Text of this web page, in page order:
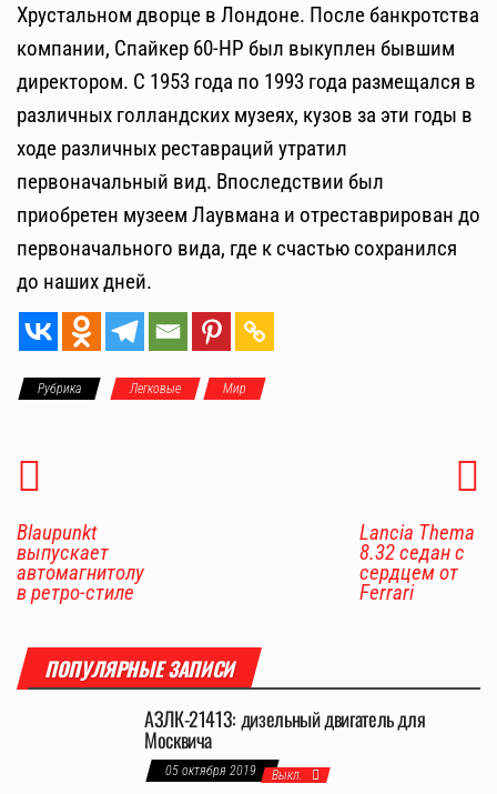
Хрустальном дворце в Лондоне. После банкротства
компании, Спайкер 60-HP был выкуплен бывшим
директором. С 1953 года по 1993 года размещался в
различных голландских музеях, кузов за эти годы в
ходе различных реставраций утратил
первоначальный вид. Впоследствии был
приобретен музеем Лаувмана и отреставрирован до
первоначального вида, где к счастью сохранился
до наших дней.
Рубрика Легковые Мир
Blaupunkt
выпускает
автомагнитолу
в ретро-стиле
Lancia Thema
8.32 седан с
сердцем от
Ferrari
ПОПУЛЯРНЫЕ ЗАПИСИ
АЗЛК-21413: дизельный двигатель для
Москвича
05 октября 2019 Выкл.